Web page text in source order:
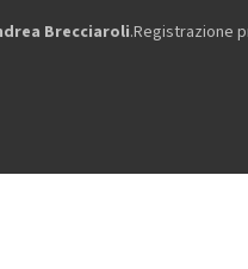
Brecciaroli.Registrazione